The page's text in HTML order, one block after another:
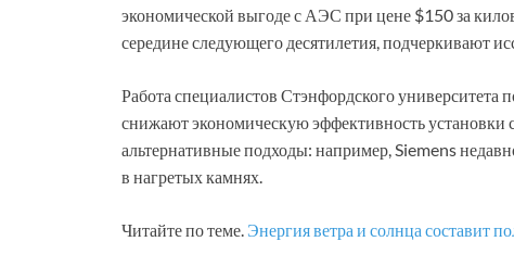
экономической выгоде с АЭС при цене $150 за
середине следующего десятилетия, подчеркивают
Работа специалистов Стэнфордского университета
снижают экономическую эффективность
альтернативные подходы: например, Siemens
в нагретых камнях.
Читайте по теме. Энергия ветра и солнца составит